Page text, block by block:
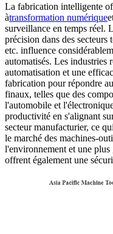
La fabrication intelligente
àtransformation numérique
surveillance en temps réel.
précision dans des secteurs
etc. influence
automatisés. Les industries
automatisation et une
fabrication pour répondre
finaux, telles que des
l'automobile et
productivité en s'alignant
secteur manufacturier, ce
le marché des machines-
l'environnement et une
offrent également une